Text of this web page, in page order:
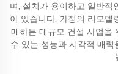
며, 설치가 용이하고 일반적
이 있습니다. 가정의 리모델
매하든 대규모 건설 사업을
수 있는 성능과 시각적 매